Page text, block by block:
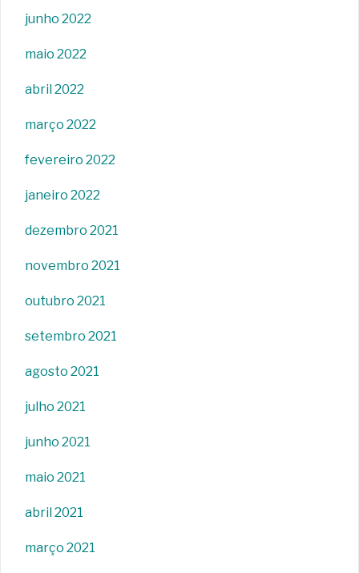
junho 2022
maio 2022
abril 2022
março 2022
fevereiro 2022
janeiro 2022
dezembro 2021
novembro 2021
outubro 2021
setembro 2021
agosto 2021
julho 2021
junho 2021
maio 2021
abril 2021
março 2021